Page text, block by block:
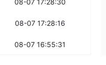
08-07 17:28:30
08-07 17:28:16
08-07 16:55:31